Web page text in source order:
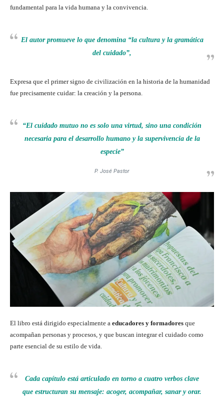
fundamental para la vida humana y la convivencia.
El autor promueve lo que denomina “la cultura y la gramática
del cuidado”,
Expresa que el primer signo de civilización en la historia de la humanidad
fue precisamente cuidar: la creación y la persona.
“El cuidado mutuo no es solo una virtud, sino una condición
necesaria para el desarrollo humano y la supervivencia de la
especie”
P. José Pastor
El libro está dirigido especialmente a educadores y formadores que
acompañan personas y procesos, y que buscan integrar el cuidado como
parte esencial de su estilo de vida.
Cada capítulo está articulado en torno a cuatro verbos clave
que estructuran su mensaje: acoger, acompañar, sanar y orar.